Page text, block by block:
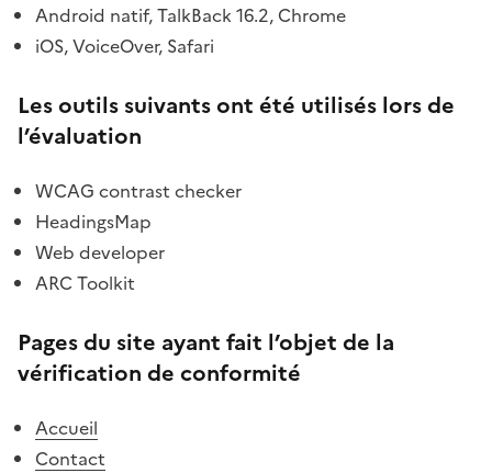
Android natif, TalkBack 16.2, Chrome
iOS, VoiceOver, Safari
Les outils suivants ont été utilisés lors de
l’évaluation
WCAG contrast checker
HeadingsMap
Web developer
ARC Toolkit
Pages du site ayant fait l’objet de la
vérification de conformité
Accueil
Contact